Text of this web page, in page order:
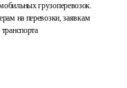
грузоперевозок.
на перевозки, заявкам